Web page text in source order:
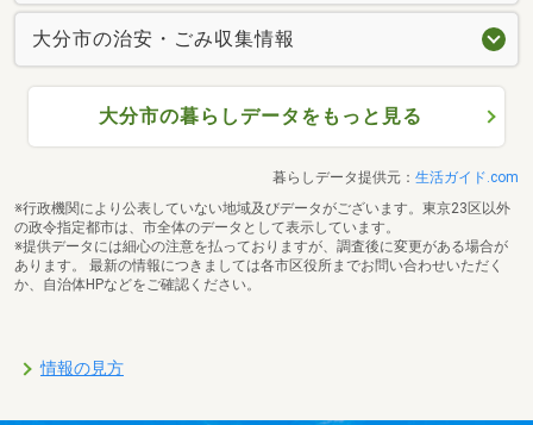
大分市の治安・ごみ収集情報
大分市の暮らしデータをもっと見る
暮らしデータ提供元： 生活ガイド.com
※行政機関により公表していない地域及びデータがございます。東京23区以外
の政令指定都市は、市全体のデータとして表示しています。
※提供データには細心の注意を払っておりますが、調査後に変更がある場合が
あります。 最新の情報につきましては各市区役所までお問い合わせいただく
か、自治体HPなどをご確認ください。
情報の見方